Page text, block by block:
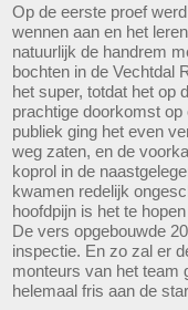
Op de eerste proef
wennen aan en het
natuurlijk de handrem
bochten in de Vechtdal
het super, totdat het op
prachtige doorkomst
publiek ging het even
weg zaten, en de
koprol in de
kwamen redelijk
hoofdpijn is het te
De vers opgebouwde
inspectie. En zo zal er
monteurs van het team
helemaal fris aan de